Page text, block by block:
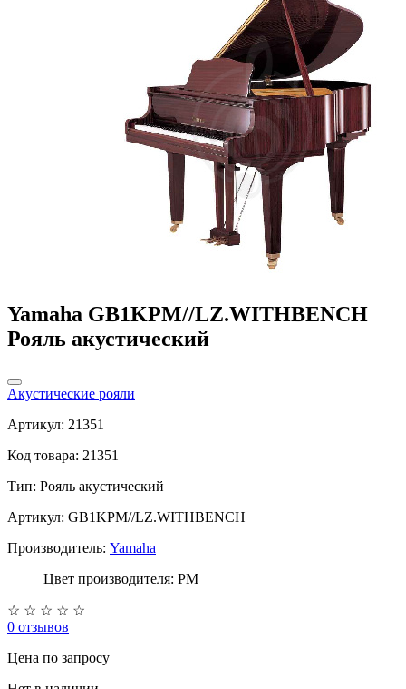
Yamaha GB1KPM//LZ.WITHBENCH
Рояль акустический
Акустические рояли
Артикул: 21351
Код товара: 21351
Тип: Рояль акустический
Артикул: GB1KPM//LZ.WITHBENCH
Производитель: Yamaha
Цвет производителя: PM
☆ ☆ ☆ ☆ ☆
0 отзывов
Цена по запросу